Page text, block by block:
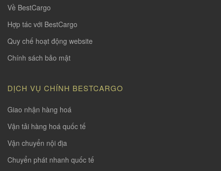
Về BestCargo
Hợp tác với BestCargo
Quy chế hoạt động website
Chính sách bảo mật
DỊCH VỤ CHÍNH BESTCARGO
Giao nhận hàng hoá
Vận tải hàng hoá quốc tế
Vận chuyển nội địa
Chuyển phát nhanh quốc tế